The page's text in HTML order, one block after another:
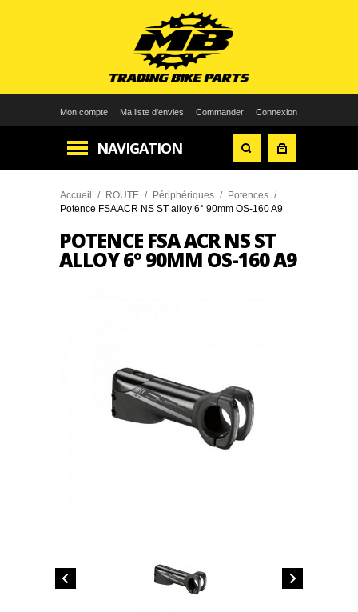
Mon compte Ma liste d'envies Commander Connexion
NAVIGATION
Accueil / ROUTE / Périphériques / Potences /
Potence FSA ACR NS ST alloy 6° 90mm OS-160 A9
POTENCE FSA ACR NS ST
ALLOY 6° 90MM OS-160 A9